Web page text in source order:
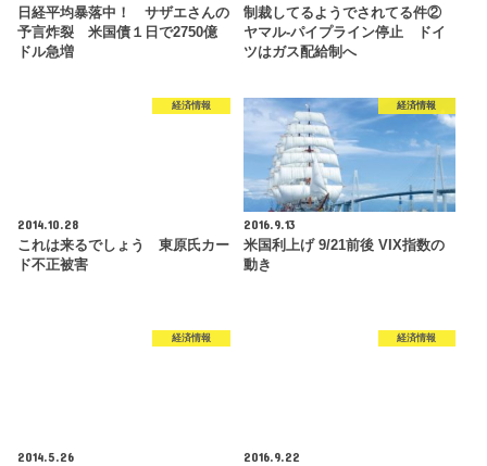
日経平均暴落中！ サザエさんの
予言炸裂 米国債１日で2750億
ドル急増
制裁してるようでされてる件②
ヤマル-パイプライン停止 ドイ
ツはガス配給制へ
経済情報
2014.10.28
これは来るでしょう 東原氏カー
ド不正被害
経済情報
2016.9.13
米国利上げ 9/21前後 VIX指数の
動き
経済情報
2014.5.26
経済情報
2016.9.22